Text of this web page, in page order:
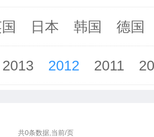
日本 韩国 德国
2013 2012 2011
共0条数据,当前/页